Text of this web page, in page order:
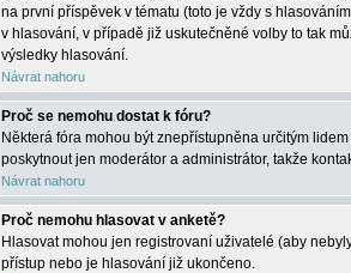
na první příspěvek v tématu (toto je vždy s
v hlasování, v případě již uskutečněné volby to tak
výsledky hlasování.
Návrat nahoru
Proč se nemohu dostat k fóru?
Některá fóra mohou být znepřístupněna určitým
poskytnout jen moderátor a administrátor, takže
Návrat nahoru
Proč nemohu hlasovat v anketě?
Hlasovat mohou jen registrovaní uživatelé (aby
přístup nebo je hlasování již ukončeno.